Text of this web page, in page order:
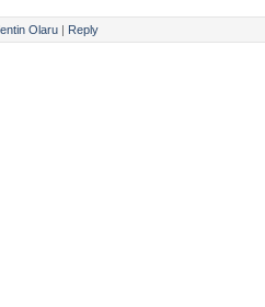
Olaru | Reply